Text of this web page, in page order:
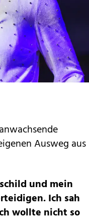
Ausweg aus
und mein
Ich sah
wollte nicht so